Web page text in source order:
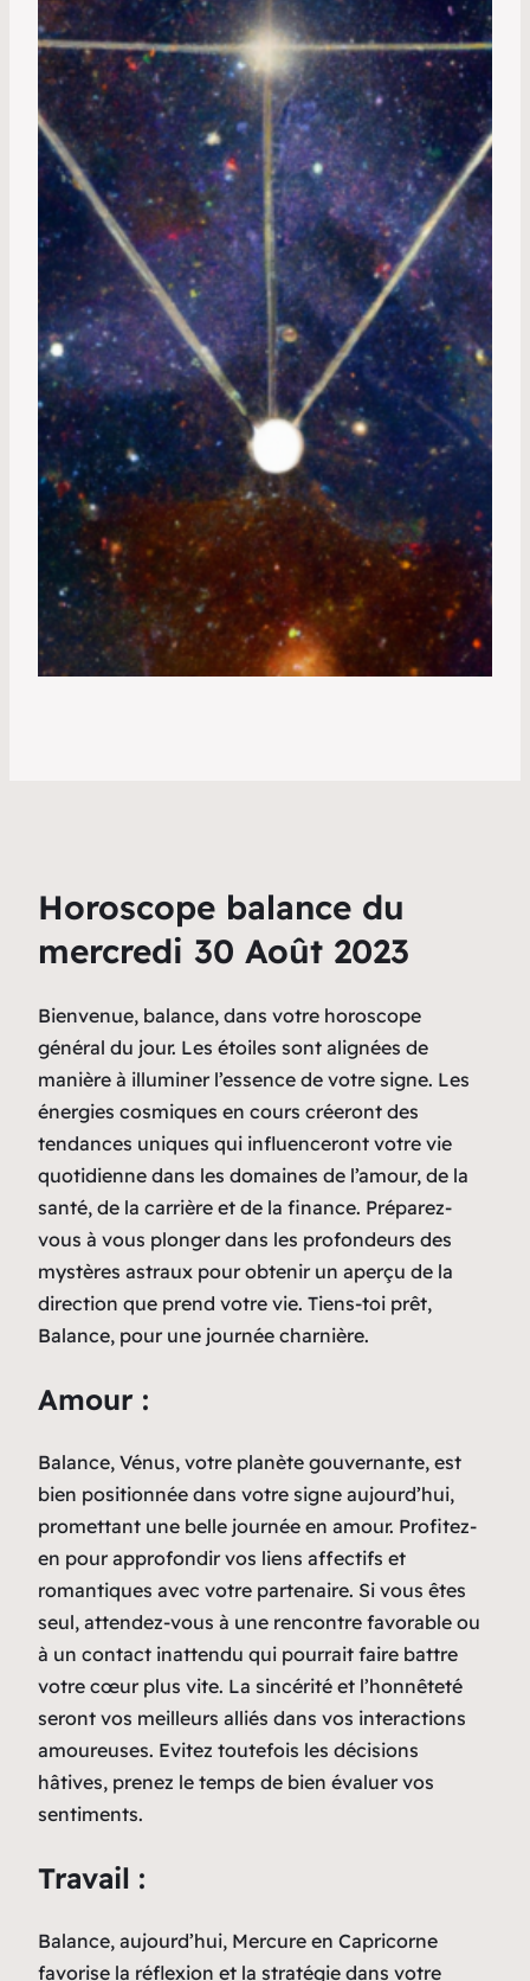
Horoscope balance du
mercredi 30 Août 2023
Bienvenue, balance, dans votre horoscope
général du jour. Les étoiles sont alignées de
manière à illuminer l’essence de votre signe. Les
énergies cosmiques en cours créeront des
tendances uniques qui influenceront votre vie
quotidienne dans les domaines de l’amour, de la
santé, de la carrière et de la finance. Préparez-
vous à vous plonger dans les profondeurs des
mystères astraux pour obtenir un aperçu de la
direction que prend votre vie. Tiens-toi prêt,
Balance, pour une journée charnière.
Amour :
Balance, Vénus, votre planète gouvernante, est
bien positionnée dans votre signe aujourd’hui,
promettant une belle journée en amour. Profitez-
en pour approfondir vos liens affectifs et
romantiques avec votre partenaire. Si vous êtes
seul, attendez-vous à une rencontre favorable ou
à un contact inattendu qui pourrait faire battre
votre cœur plus vite. La sincérité et l’honnêteté
seront vos meilleurs alliés dans vos interactions
amoureuses. Evitez toutefois les décisions
hâtives, prenez le temps de bien évaluer vos
sentiments.
Travail :
Balance, aujourd’hui, Mercure en Capricorne
favorise la réflexion et la stratégie dans votre